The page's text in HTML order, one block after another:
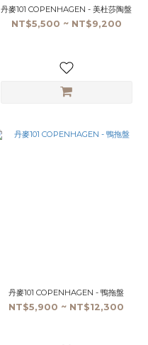
丹麥101 COPENHAGEN - 美杜莎陶盤
NT$5,500 ~ NT$9,200
丹麥101 COPENHAGEN - 鴨拖盤
NT$5,900 ~ NT$12,300